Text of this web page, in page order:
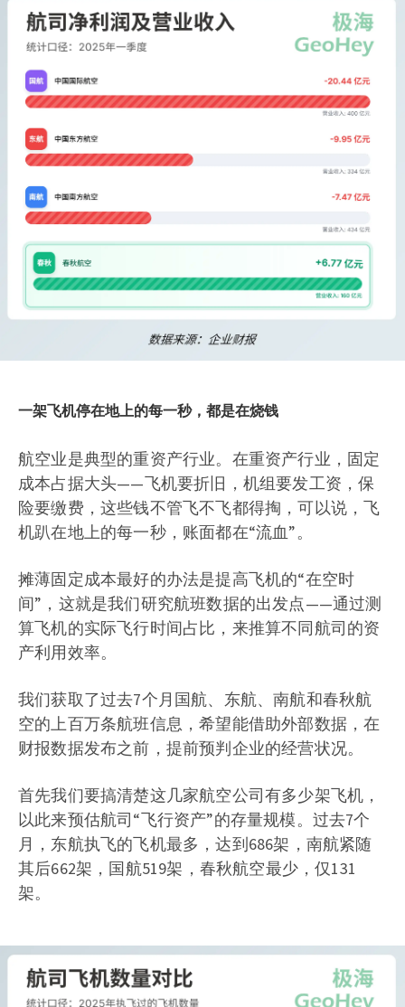
一架飞机停在地上的每一秒，都是在烧钱
航空业是典型的重资产行业。在重资产行业，固定
成本占据大头——飞机要折旧，机组要发工资，保
险要缴费，这些钱不管飞不飞都得掏，可以说，飞
机趴在地上的每一秒，账面都在“流血”。
摊薄固定成本最好的办法是提高飞机的“在空时
间”，这就是我们研究航班数据的出发点——通过测
算飞机的实际飞行时间占比，来推算不同航司的资
产利用效率。
我们获取了过去7个月国航、东航、南航和春秋航
空的上百万条航班信息，希望能借助外部数据，在
财报数据发布之前，提前预判企业的经营状况。
首先我们要搞清楚这几家航空公司有多少架飞机，
以此来预估航司“飞行资产”的存量规模。过去7个
月，东航执飞的飞机最多，达到686架，南航紧随
其后662架，国航519架，春秋航空最少，仅131
架。